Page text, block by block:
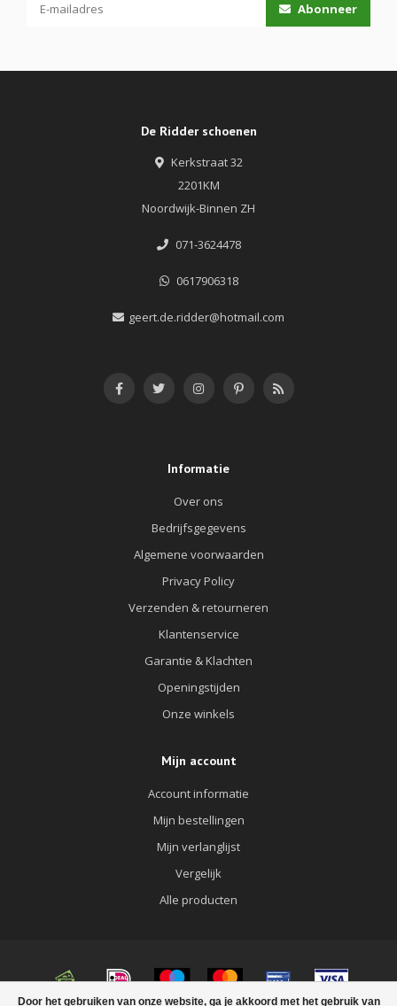
Door het gebruiken van onze website, ga je akkoord met het gebruik van
Abonneer
De Ridder schoenen
Kerkstraat 32
2201KM
Noordwijk-Binnen ZH
071-3624478
0617906318
geert.de.ridder@hotmail.com
Informatie
Over ons
Bedrijfsgegevens
Algemene voorwaarden
Privacy Policy
Verzenden & retourneren
Klantenservice
Garantie & Klachten
Openingstijden
Onze winkels
Mijn account
Account informatie
Mijn bestellingen
Mijn verlanglijst
Vergelijk
Alle producten